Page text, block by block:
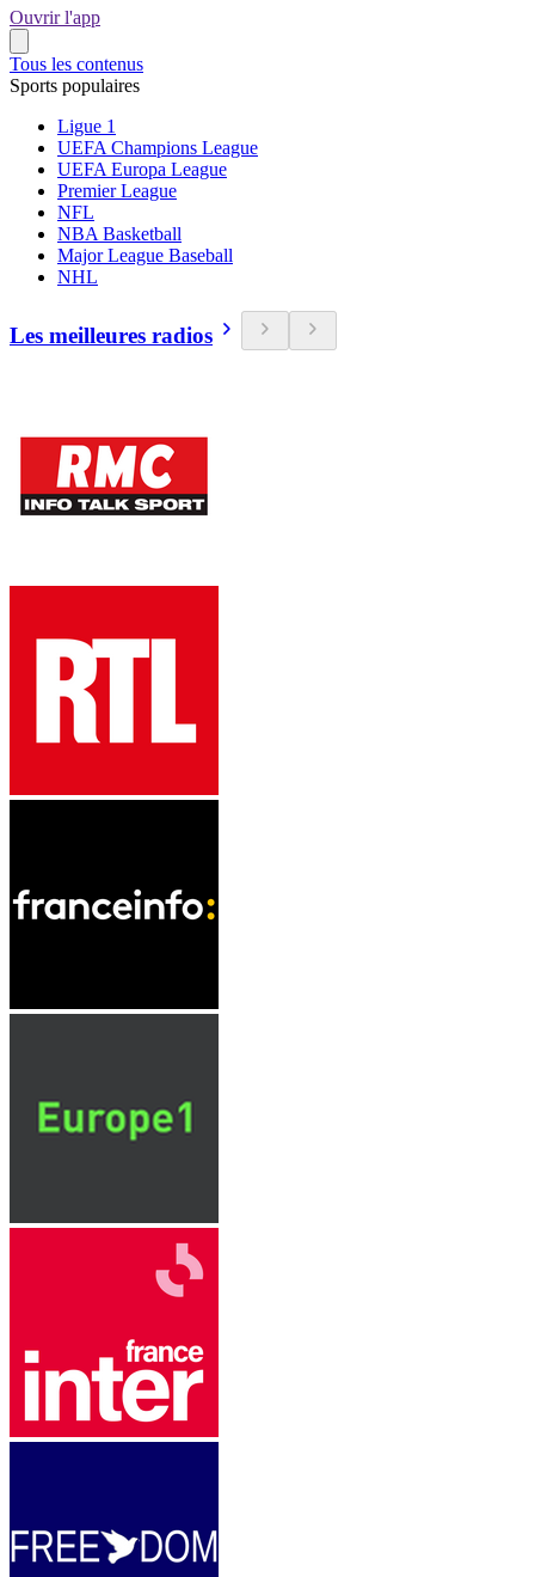
Ouvrir l'app
Tous les contenus
Sports populaires
Ligue 1
UEFA Champions League
UEFA Europa League
Premier League
NFL
NBA Basketball
Major League Baseball
NHL
Les meilleures radios